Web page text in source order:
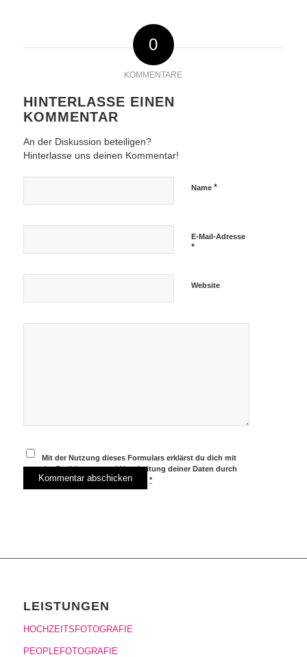
0
KOMMENTARE
HINTERLASSE EINEN
KOMMENTAR
An der Diskussion beteiligen?
Hinterlasse uns deinen Kommentar!
Name *
E-Mail-Adresse
*
Website
Mit der Nutzung dieses Formulars erklärst du dich mit
der Speicherung und Verarbeitung deiner Daten durch
diese Website einverstanden.*
LEISTUNGEN
HOCHZEITSFOTOGRAFIE
PEOPLEFOTOGRAFIE